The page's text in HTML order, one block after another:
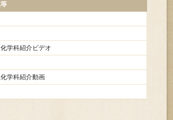
学科紹介ビデオ
学科紹介動画